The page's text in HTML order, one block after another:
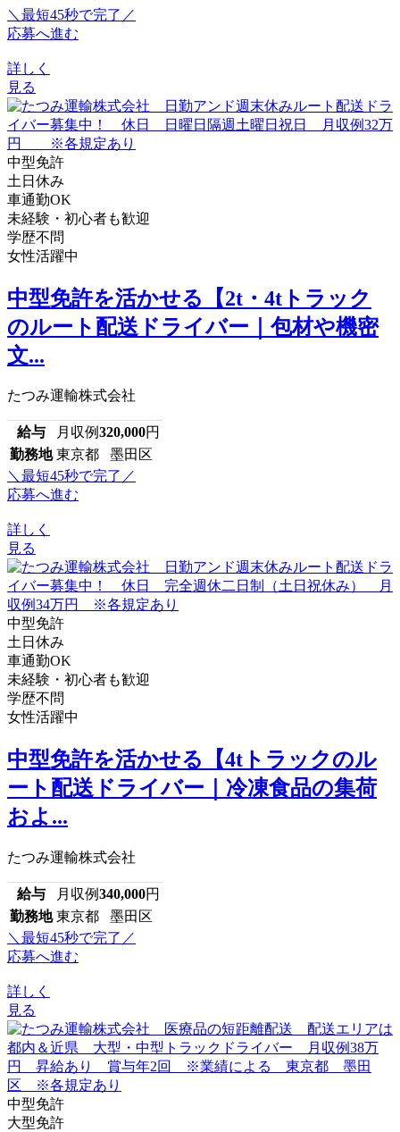
＼最短45秒で完了／
応募へ進む
詳しく
見る
中型免許
土日休み
車通勤OK
未経験・初心者も歓迎
学歴不問
女性活躍中
中型免許を活かせる【2t・4tトラック
のルート配送ドライバー｜包材や機密
文...
たつみ運輸株式会社
給与 月収例320,000円
勤務地 東京都 墨田区
＼最短45秒で完了／
応募へ進む
詳しく
見る
中型免許
土日休み
車通勤OK
未経験・初心者も歓迎
学歴不問
女性活躍中
中型免許を活かせる【4tトラックのル
ート配送ドライバー｜冷凍食品の集荷
およ...
たつみ運輸株式会社
給与 月収例340,000円
勤務地 東京都 墨田区
＼最短45秒で完了／
応募へ進む
詳しく
見る
中型免許
大型免許